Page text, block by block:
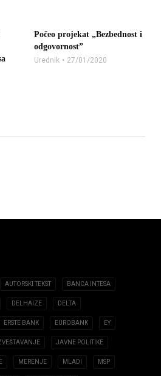
Počeo projekat „Bezbednost i
odgovornost”
Urednik 27/01/2020
AUTORSKI TEKST BANCA INTESA
DELHAIZE DELTA
ERSTE BANK EUROBANK EY
JAVNE POLITIKE
MERENJE MLADI MSP